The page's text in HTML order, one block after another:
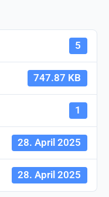
5
747.87 KB
1
28. April 2025
28. April 2025